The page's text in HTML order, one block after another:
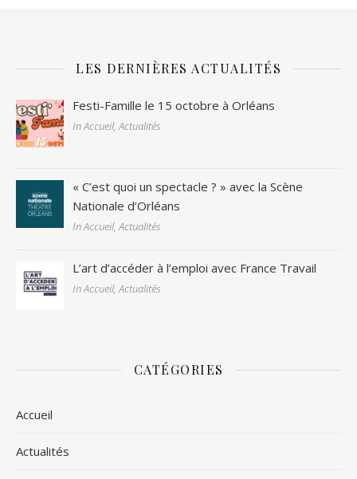
LES DERNIÈRES ACTUALITÉS
Festi-Famille le 15 octobre à Orléans
In Accueil, Actualités
« C’est quoi un spectacle ? » avec la Scène
Nationale d’Orléans
In Accueil, Actualités
L’art d’accéder à l’emploi avec France Travail
In Accueil, Actualités
CATÉGORIES
Accueil
Actualités